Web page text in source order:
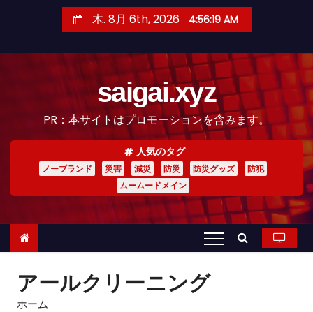
木. 8月 6th, 2026 4:56:21 AM
saigai.xyz
PR：本サイトはプロモーションを含みます。
人気のタグ
ノーブランド 災害 減災 防災 防災グッズ
防犯
ムームードメイン
アールクリーニング
ホーム